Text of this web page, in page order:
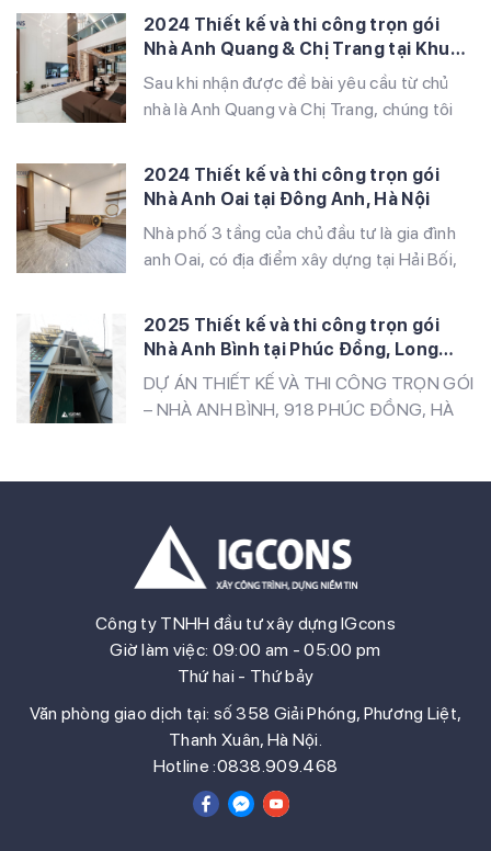
cách thiết kế: Tối giản và hiện đại Vật liệu
chính: Sàn vân gỗ, kính cường lực Thời gian
thi công: 5 tháng Ngôi nhà của anh Hải
được […]
2024 Thiết kế và thi công trọn gói
Nhà Anh Quang & Chị Trang tại Khu
Đô Thị Louis Hoàng Mai, Hà Nội
Sau khi nhận được đề bài yêu cầu từ chủ
nhà là Anh Quang và Chị Trang, chúng tôi
bản thiết kế hoàn chỉnh đến tay Chủ đầu tư.
Sau khi được duyệt, chúng tôi đã làm việc
với Ban quản lý Khu đô thị để […]
2024 Thiết kế và thi công trọn gói
Nhà Anh Oai tại Đông Anh, Hà Nội
Nhà phố 3 tầng của chủ đầu tư là gia đình
anh Oai, có địa điểm xây dựng tại Hải Bối,
dựng với thiết kế bao gồm: Tầng 1: Gara +
Phòng khách + Bếp Tầng 2: 2 Phòng ngủ +
1 WC Tầng 3: 1 Phòng […]
2025 Thiết kế và thi công trọn gói
Nhà Anh Bình tại Phúc Đồng, Long
Biên, Hà Nội
DỰ ÁN THIẾT KẾ VÀ THI CÔNG TRỌN GÓI
– NHÀ ANH BÌNH, 918 PHÚC ĐỒNG, HÀ
được […]
Công ty TNHH đầu tư xây dựng IGcons
Giờ làm việc: 09:00 am - 05:00 pm
Thứ hai - Thứ bảy
Văn phòng giao dịch tại: số 358 Giải Phóng, Phương Liệt,
Thanh Xuân, Hà Nội.
Hotline :0838.909.468